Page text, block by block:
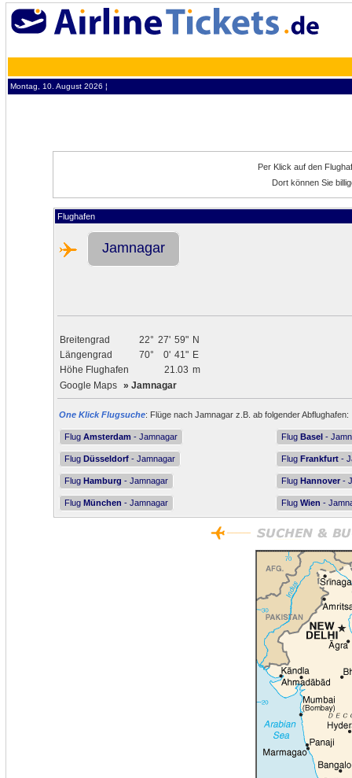
Montag, 10. August 2026 ¦
Per Klick auf den
Dort können Sie
Flughafen
Jamnagar
Breitengrad 22° 27' 59" N
Längengrad
70° 0' 41" E
Höhe Flughafen
21.03 m
Google Maps » Jamnagar
One Klick Flugsuche: Flüge nach Jamnagar z.B. ab folgender Abflughafen:
Flug Amsterdam - Jamnagar Flug Basel -
Flug Düsseldorf - Jamnagar Flug Frankfurt -
Flug Hamburg - Jamnagar Flug Hannover -
Flug München - Jamnagar Flug Wien -